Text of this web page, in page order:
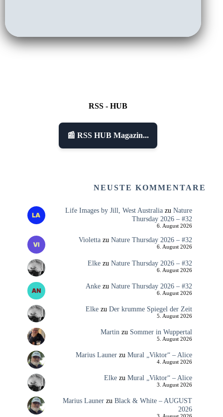
RSS - HUB
📰 RSS HUB Magazin...
NEUSTE KOMMENTARE
Life Images by Jill, West Australiazu Nature
Thursday 2026 – #32
6. August 2026
Violettazu Nature Thursday 2026 – #32
6. August 2026
Elkezu Nature Thursday 2026 – #32
6. August 2026
Ankezu Nature Thursday 2026 – #32
6. August 2026
Elkezu Der krumme Spiegel der Zeit
5. August 2026
Martin zu Sommer in Wuppertal
5. August 2026
Marius Launerzu Mural „Viktor“ – Alice
4. August 2026
Elkezu Mural „Viktor“ – Alice
3. August 2026
Marius Launerzu Black & White – AUGUST
2026